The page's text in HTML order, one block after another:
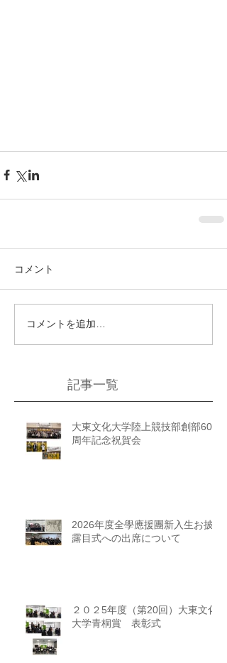
コメント
コメントを追加…
記事一覧
大東文化大学陸上競技部創部60
周年記念祝賀会
2026年度全學應援團新入生お披
露目式への出席について
２０２5年度（第20回）大東文化
大学青桐賞 表彰式